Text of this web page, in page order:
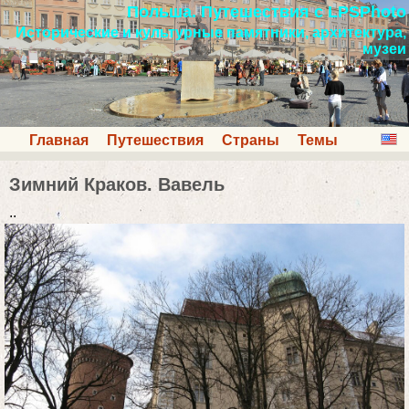
Польша. Путешествия с LPSPhoto
Исторические и культурные памятники, архитектура,
музеи
Главная Путешествия Страны Темы
Зимний Краков. Вавель
..